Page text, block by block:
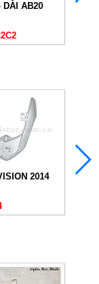
DÀI AB20
ỐP
2014